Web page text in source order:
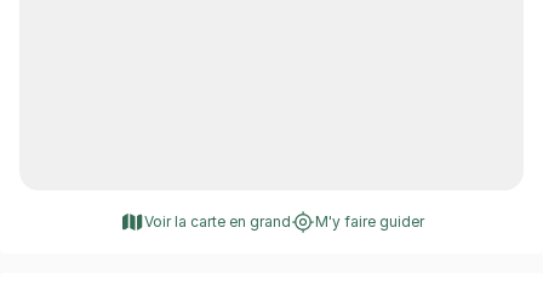
Voir la carte en grand M'y faire guider